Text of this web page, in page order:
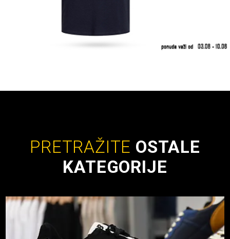
PRETRAŽITE OSTALE
KATEGORIJE